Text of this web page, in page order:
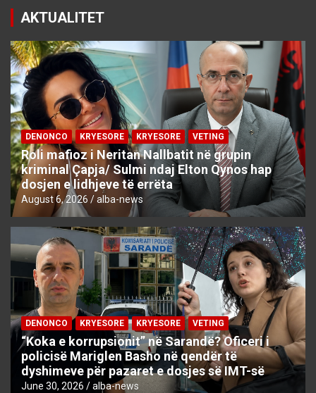
AKTUALITET
DENONCO KRYESORE KRYESORE VETING
Roli mafioz i Neritan Nallbatit në grupin
kriminal Çapja/ Sulmi ndaj Elton Qynos hap
dosjen e lidhjeve të errëta
August 6, 2026 alba-news
DENONCO KRYESORE KRYESORE VETING
“Koka e korrupsionit” në Sarandë? Oficeri i
policisë Mariglen Basho në qendër të
dyshimeve për pazaret e dosjes së IMT-së
June 30, 2026 alba-news